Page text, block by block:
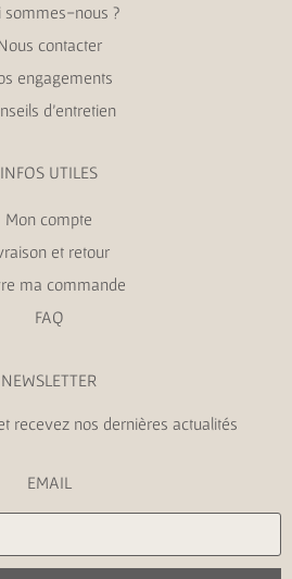
sommes-nous ?
contacter
engagements
d’entretien
INFOS UTILES
Mon compte
et retour
ma commande
FAQ
NEWSLETTER
recevez nos dernières actualités
EMAIL